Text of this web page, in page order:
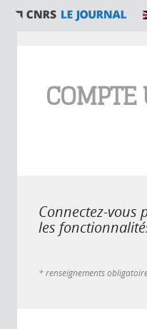
COMPTE
Connectez-vous
les
* renseignements